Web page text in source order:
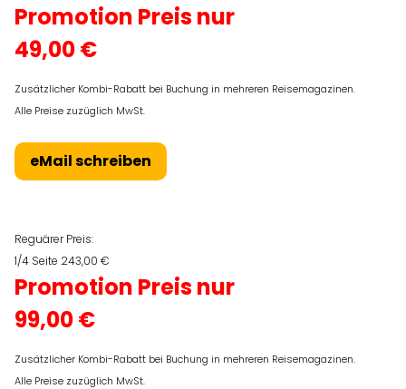
Promotion Preis nur
49,00 €
Zusätzlicher Kombi-Rabatt bei Buchung in mehreren Reisemagazinen.
Alle Preise zuzüglich MwSt.
eMail schreiben
Reguärer Preis:
1/4 Seite 243,00 €
Promotion Preis nur
99,00 €
Zusätzlicher Kombi-Rabatt bei Buchung in mehreren Reisemagazinen.
Alle Preise zuzüglich MwSt.